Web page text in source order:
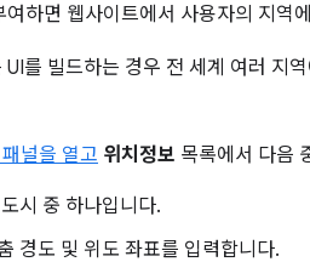
하면 웹사이트에서 사용자의 지역
를 빌드하는 경우 전 세계 여러 지
패널을 열고 위치정보 목록에서 다음
시 중 하나입니다.
경도 및 위도 좌표를 입력합니다.